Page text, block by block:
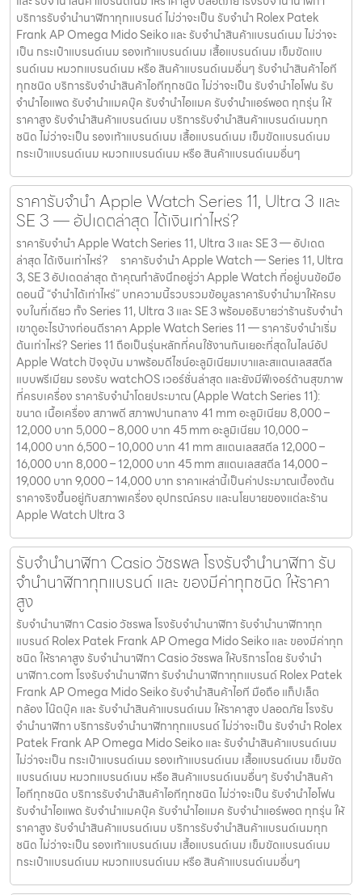
บริการรับจำนำนาฬิกาทุกแบรนด์ ไม่ว่าจะเป็น รับจำนำ Rolex Patek
Frank AP Omega Mido Seiko และ รับจำนำสินค้าแบรนด์เนม ไม่ว่าจะ
เป็น กระเป๋าแบรนด์เนม รองเท้าแบรนด์เนม เสื้อแบรนด์เนม เข็มขัดแบ
รนด์เนม หมวกแบรนด์เนม หรือ สินค้าแบรนด์เนมอื่นๆ รับจำนำสินค้าไอที
ทุกชนิด บริการรับจำนำสินค้าไอทีทุกชนิด ไม่ว่าจะเป็น รับจำนำไอโฟน รับ
จำนำไอแพด รับจำนำแมคบุ๊ค รับจำนำไอแมค รับจำนำแอร์พอต ทุกรุ่น ให้
ราคาสูง รับจำนำสินค้าแบรนด์เนม บริการรับจำนำสินค้าแบรนด์เนมทุก
ชนิด ไม่ว่าจะเป็น รองเท้าแบรนด์เนม เสื้อแบรนด์เนม เข็มขัดแบรนด์เนม
กระเป๋าแบรนด์เนม หมวกแบรนด์เนม หรือ สินค้าแบรนด์เนมอื่นๆ
ราคารับจำนำ Apple Watch Series 11, Ultra 3 และ
SE 3 — อัปเดตล่าสุด ได้เงินเท่าไหร่?
ราคารับจำนำ Apple Watch Series 11, Ultra 3 และ SE 3 — อัปเดต
ล่าสุด ได้เงินเท่าไหร่? ราคารับจำนำ Apple Watch — Series 11, Ultra
3, SE 3 อัปเดตล่าสุด ถ้าคุณกำลังนึกอยู่ว่า Apple Watch ที่อยู่บนข้อมือ
ตอนนี้ “จำนำได้เท่าไหร่” บทความนี้รวบรวมข้อมูลราคารับจำนำมาให้ครบ
จบในที่เดียว ทั้ง Series 11, Ultra 3 และ SE 3 พร้อมอธิบายว่าร้านรับจำนำ
เขาดูอะไรบ้างก่อนตีราคา Apple Watch Series 11 — ราคารับจำนำเริ่ม
ต้นเท่าไหร่? Series 11 ถือเป็นรุ่นหลักที่คนใช้งานกันเยอะที่สุดในไลน์อัป
Apple Watch ปัจจุบัน มาพร้อมดีไซน์อะลูมิเนียมเบาและสแตนเลสสตีล
แบบพรีเมียม รองรับ watchOS เวอร์ชั่นล่าสุด และยังมีฟีเจอร์ด้านสุขภาพ
ที่ครบเครื่อง ราคารับจำนำโดยประมาณ (Apple Watch Series 11):
ขนาด เนื้อเครื่อง สภาพดี สภาพปานกลาง 41 mm อะลูมิเนียม 8,000 –
12,000 บาท 5,000 – 8,000 บาท 45 mm อะลูมิเนียม 10,000 –
14,000 บาท 6,500 – 10,000 บาท 41 mm สแตนเลสสตีล 12,000 –
16,000 บาท 8,000 – 12,000 บาท 45 mm สแตนเลสสตีล 14,000 –
19,000 บาท 9,000 – 14,000 บาท ราคาเหล่านี้เป็นค่าประมาณเบื้องต้น
ราคาจริงขึ้นอยู่กับสภาพเครื่อง อุปกรณ์ครบ และนโยบายของแต่ละร้าน
Apple Watch Ultra 3
รับจํานํานาฬิกา Casio วัชรพล โรงรับจำนำนาฬิกา รับ
จำนำนาฬิกาทุกแบรนด์ และ ของมีค่าทุกชนิด ให้ราคา
สูง
รับจํานํานาฬิกา Casio วัชรพล โรงรับจำนำนาฬิกา รับจำนำนาฬิกาทุก
แบรนด์ Rolex Patek Frank AP Omega Mido Seiko และ ของมีค่าทุก
ชนิด ให้ราคาสูง รับจํานํานาฬิกา Casio วัชรพล ให้บริการโดย รับจํานํา
นาฬิกา.com โรงรับจำนำนาฬิกา รับจำนำนาฬิกาทุกแบรนด์ Rolex Patek
Frank AP Omega Mido Seiko รับจำนำสินค้าไอที มือถือ แท็ปเล็ต
กล้อง โน๊ตบุ๊ค และ รับจำนำสินค้าแบรนด์เนม ให้ราคาสูง ปลอดภัย โรงรับ
จำนำนาฬิกา บริการรับจำนำนาฬิกาทุกแบรนด์ ไม่ว่าจะเป็น รับจำนำ Rolex
Patek Frank AP Omega Mido Seiko และ รับจำนำสินค้าแบรนด์เนม
ไม่ว่าจะเป็น กระเป๋าแบรนด์เนม รองเท้าแบรนด์เนม เสื้อแบรนด์เนม เข็มขัด
แบรนด์เนม หมวกแบรนด์เนม หรือ สินค้าแบรนด์เนมอื่นๆ รับจำนำสินค้า
ไอทีทุกชนิด บริการรับจำนำสินค้าไอทีทุกชนิด ไม่ว่าจะเป็น รับจำนำไอโฟน
รับจำนำไอแพด รับจำนำแมคบุ๊ค รับจำนำไอแมค รับจำนำแอร์พอต ทุกรุ่น ให้
ราคาสูง รับจำนำสินค้าแบรนด์เนม บริการรับจำนำสินค้าแบรนด์เนมทุก
ชนิด ไม่ว่าจะเป็น รองเท้าแบรนด์เนม เสื้อแบรนด์เนม เข็มขัดแบรนด์เนม
กระเป๋าแบรนด์เนม หมวกแบรนด์เนม หรือ สินค้าแบรนด์เนมอื่นๆ